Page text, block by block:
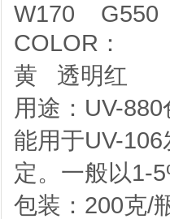
W170
黄 透明红
用途：UV-
能用于UV-
定。一般以1-
包装：